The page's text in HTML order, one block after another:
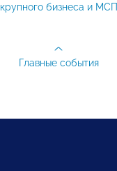
крупного бизнеса и МСП
Главные события